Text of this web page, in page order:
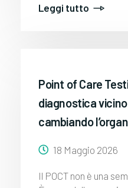
Leggi tutto
Point of Care
diagnostica
cambiando
18 Maggio 2026
Il POCT non è una